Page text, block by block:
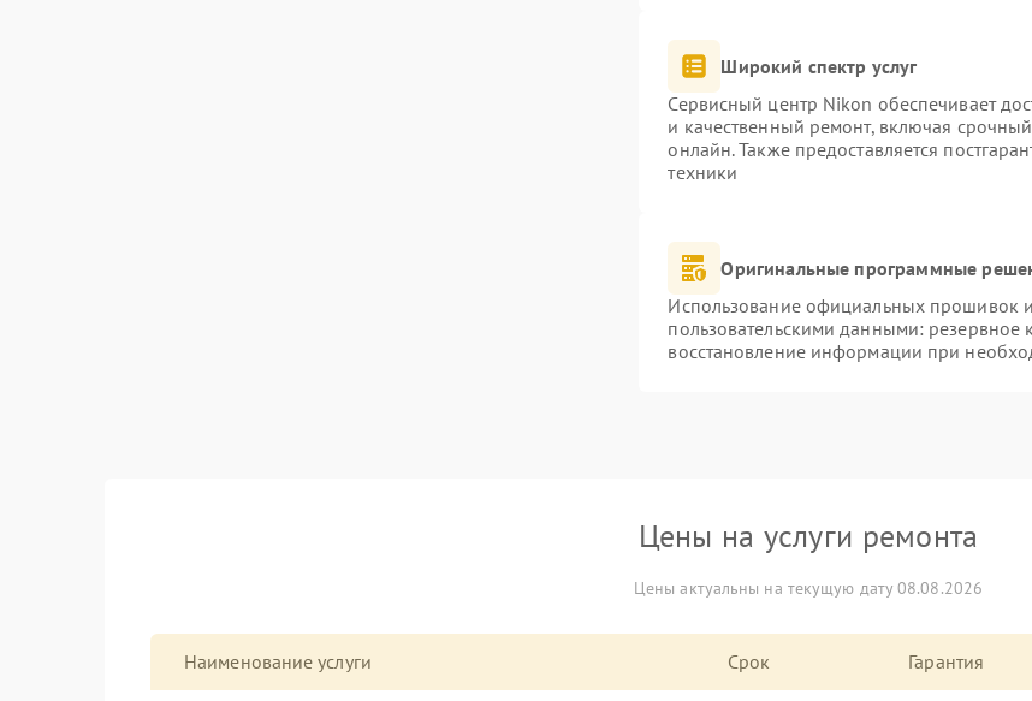
Широкий спектр услуг
Сервисный центр Nikon обеспечивает
и качественный ремонт, включая
онлайн. Также предоставляется
техники
Оригинальные программные
Использование официальных прошивок и
пользовательскими данными: резервное
восстановление информации при
Цены на услуги ремонта
Цены актуальны на текущую дату 08.08.2026
Наименование услуги Срок Гарантия